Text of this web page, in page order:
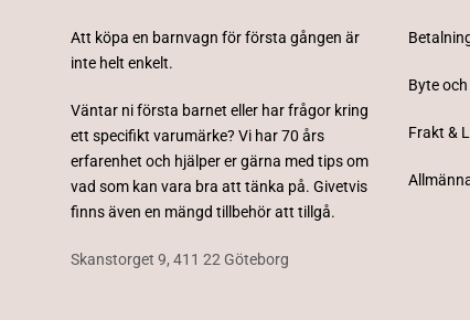
Att köpa en barnvagn för första gången är
inte helt enkelt.
Väntar ni första barnet eller har frågor kring
ett specifikt varumärke? Vi har 70 års
erfarenhet och hjälper er gärna med tips om
vad som kan vara bra att tänka på. Givetvis
finns även en mängd tillbehör att tillgå.
Skanstorget 9, 411 22 Göteborg
Byte
Frakt &